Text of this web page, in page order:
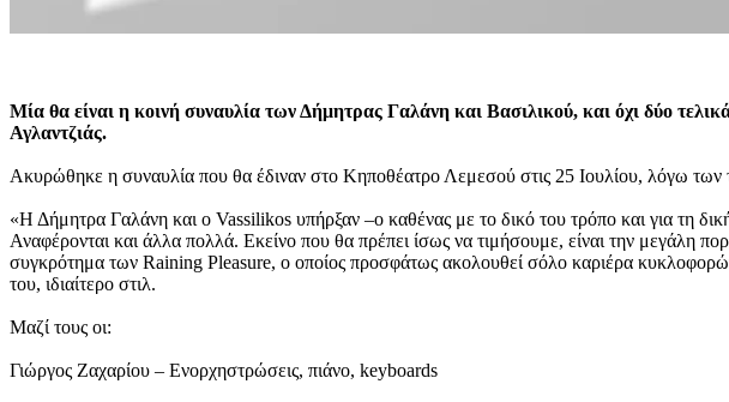
Μία θα είναι η κοινή συναυλία των Δήμητρας Γαλάνη και Βασιλικού, και όχι δύο
Αγλαντζιάς.
Ακυρώθηκε η συναυλία που θα έδιναν στο Κηποθέατρο Λεμεσού στις 25 Ιουλίου, λόγω
«Η Δήμητρα Γαλάνη και ο Vassilikos υπήρξαν –ο καθένας με το δικό του τρόπο και για τη
Αναφέρονται και άλλα πολλά. Εκείνο που θα πρέπει ίσως να τιμήσουμε, είναι την μεγάλη
συγκρότημα των Raining Pleasure, ο οποίος προσφάτως ακολουθεί σόλο καριέρα
του, ιδιαίτερο στιλ.
Μαζί τους οι:
Γιώργος Ζαχαρίου – Ενορχηστρώσεις, πιάνο, keyboards